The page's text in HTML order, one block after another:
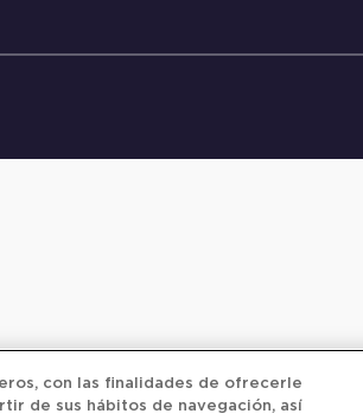
con las finalidades de ofrecerle
de sus hábitos de navegación, así